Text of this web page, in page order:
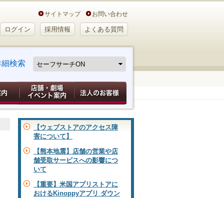
サイトマップ お問い合わせ
ログイン 採用情報 よくある質問
細検索
【ウェブストアのアクセス障
害について】
【熊本地震】店舗の営業や店
舗受取サービスへの影響につ
いて
【重要】米国アプリストアに
おけるKinoppyアプリ ダウン